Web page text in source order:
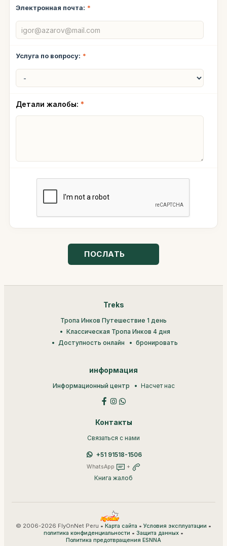
Электронная почта: *
Услуга по вопросу: *
Детали жалобы: *
ПОСЛАТЬ
Treks
Тропа Инков Путешествие 1 день
Классическая Тропа Инков 4 дня
Доступность онлайн
бронировать
информация
Информационный центр Насчет нас
Контакты
Связаться с нами
+51 91518-1506
WhatsApp +
Книга жалоб
© 2006-2026 FlyOnNet Peru • Карта сайта • Условия эксплуатации •
политика конфиденциальности • Защита данных •
Политика предотвращения ESNNA